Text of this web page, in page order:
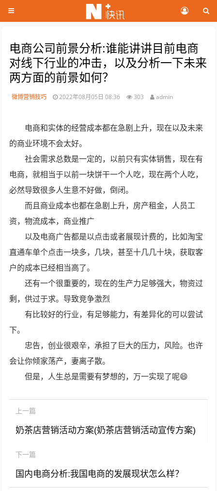
电商公司前景分析:谁能讲讲目前电商
对线下行业的冲击，以及分析一下未来
两方面的前景如何？
微博营销技巧 2022年08月05日 08:36 303 admin
电商和实体的经营成本都在急剧上升，现在以及未来
的商业环境不会太好。
社会需求总数是一定的，以前只有实体销售，现在有
电商，就相当于以前一块饼干一个人吃，现在两个人吃，
必然导致很多人生意不好做，倒闭。
而且商业成本也都在急剧上升，房产租金，人员工
资，物流成本，商业推广
以及电商广告都是以点击或者展现计费的，比如淘宝
直通车单个点击一块多，几块，甚至十几几十块，获取客
户的成本已经相当高了。
还有一个很重要的，现在的生产力足够强大，物资过
剩，供过于求。导致竞争激烈
有比较好的行业，有足够能力，有差异化的可以尝试
下。
忠告，创业很艰辛，承担了巨大的压力，风险。也许
会让你倾家荡产，妻离子散。
但是，人生总是需要有梦想的，万一实现了呢😄
上一篇
奶茶店营销活动方案(奶茶店营销活动宣传方案)
下一篇
国内电商分析:我国电商的发展现状怎么样？